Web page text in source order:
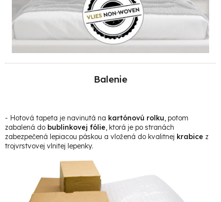
Balenie
- Hotová tapeta je navinutá na kartónovú rolku, potom
zabalená do bublinkovej fólie, ktorá je po stranách
zabezpečená lepiacou páskou a vložená do kvalitnej krabice z
trojvrstvovej vlnitej lepenky.